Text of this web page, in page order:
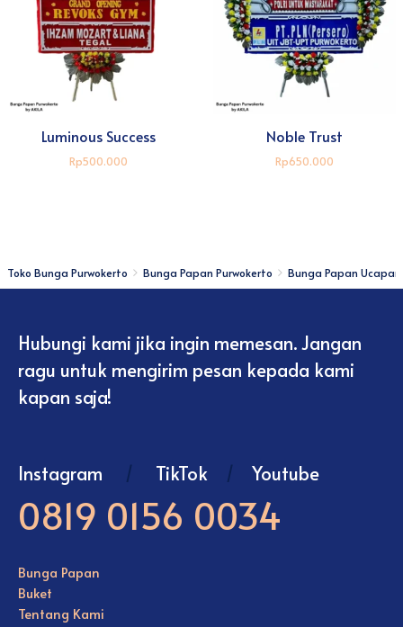
Luminous Success
Rp500.000
Noble Trust
Rp650.000
Toko Bunga Purwokerto Bunga Papan Purwokerto Bunga Papan
Hubungi kami jika ingin memesan. Jangan
ragu untuk mengirim pesan kepada kami
kapan saja!
Instagram / TikTok / Youtube
0819 0156 0034
Bunga Papan
Buket
Tentang Kami